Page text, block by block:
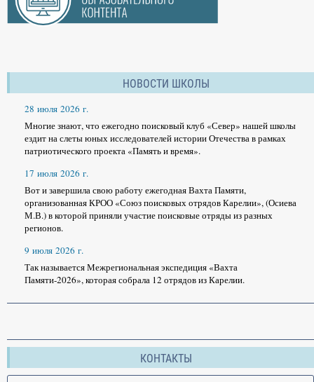
НОВОСТИ ШКОЛЫ
28 июля 2026 г.
Многие знают, что ежегодно поисковый клуб «Север» нашей школы
ездит на слеты юных исследователей истории Отечества в рамках
патриотического проекта «Память и время».
17 июля 2026 г.
Вот и завершила свою работу ежегодная Вахта Памяти,
организованная КРОО «Союз поисковых отрядов Карелии», (Осиева
М.В.) в которой приняли участие поисковые отряды из разных
регионов.
9 июля 2026 г.
Так называется Межрегиональная экспедиция «Вахта
Памяти-2026», которая собрала 12 отрядов из Карелии.
КОНТАКТЫ